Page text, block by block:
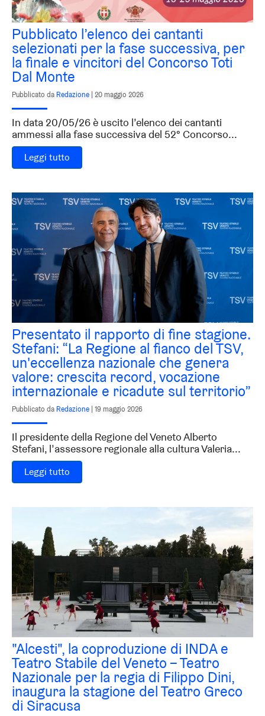
Pubblicato l’elenco dei cantanti
selezionati per la fase successiva, per
la finale e vincitori del Concorso Toti
Dal Monte
Pubblicato da Redazione 20 maggio 2026
In data 20/05/26 è uscito l’elenco dei cantanti
ammessi alla fase successiva del 52° Concorso...
Leggi tutto
Presentato il rapporto di fine stagione.
Stefani: “La Regione al fianco del TSV,
un'eccellenza nazionale che genera
valore: crescita record, vocazione
internazionale e ricadute sul territorio”
Pubblicato da Redazione 19 maggio 2026
Il presidente della Regione del Veneto Alberto
Stefani, l’assessore regionale alla cultura Valeria...
Leggi tutto
"Alcesti", la coproduzione di INDA e
Teatro Stabile del Veneto – Teatro
Nazionale per la regia di Filippo Dini,
inaugura la stagione del Teatro Greco
di Siracusa